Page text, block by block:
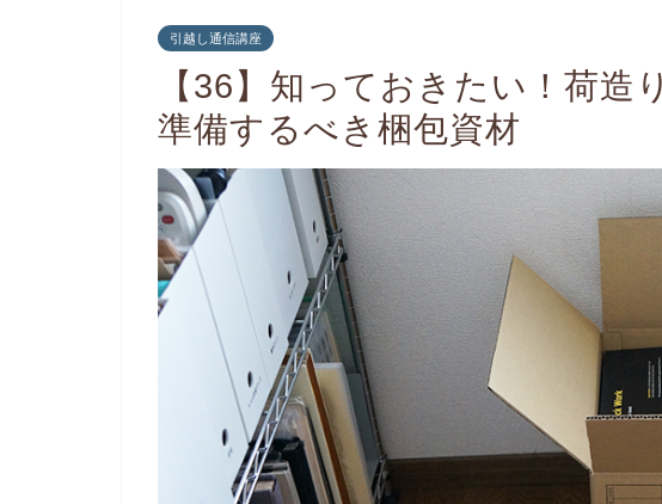
引越し通信講座
【36】知っておきたい！荷造
準備するべき梱包資材